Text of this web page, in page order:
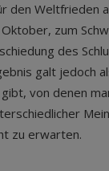
den Weltfrieden
zum
des
galt jedoch
von denen
zu erwarten.